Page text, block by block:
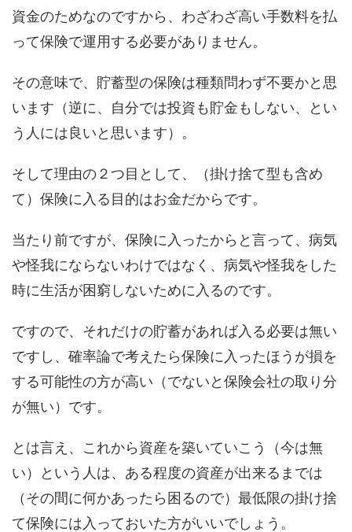
資金のためなのですから、わざわざ高い手数料を払
って保険で運用する必要がありません。
その意味で、貯蓄型の保険は種類問わず不要かと思
います（逆に、自分では投資も貯金もしない、とい
う人には良いと思います）。
そして理由の２つ目として、（掛け捨て型も含め
て）保険に入る目的はお金だからです。
当たり前ですが、保険に入ったからと言って、病気
や怪我にならないわけではなく、病気や怪我をした
時に生活が困窮しないために入るのです。
ですので、それだけの貯蓄があれば入る必要は無い
ですし、確率論で考えたら保険に入ったほうが損を
する可能性の方が高い（でないと保険会社の取り分
が無い）です。
とは言え、これから資産を築いていこう（今は無
い）という人は、ある程度の資産が出来るまでは
（その間に何かあったら困るので）最低限の掛け捨
て保険には入っておいた方がいいでしょう。